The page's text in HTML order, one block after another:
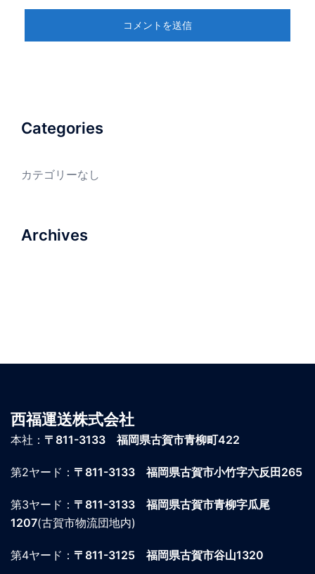
Categories
カテゴリーなし
Archives
西福運送株式会社
本社： 〒811-3133 福岡県古賀市青柳町422
第2ヤード： 〒811-3133 福岡県古賀市小竹字六反田265
第3ヤード： 〒811-3133 福岡県古賀市青柳字瓜尾
1207(古賀市物流団地内)
第4ヤード： 〒811-3125 福岡県古賀市谷山1320